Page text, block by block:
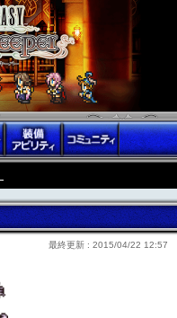
最終更新 : 2015/04/22 12:57